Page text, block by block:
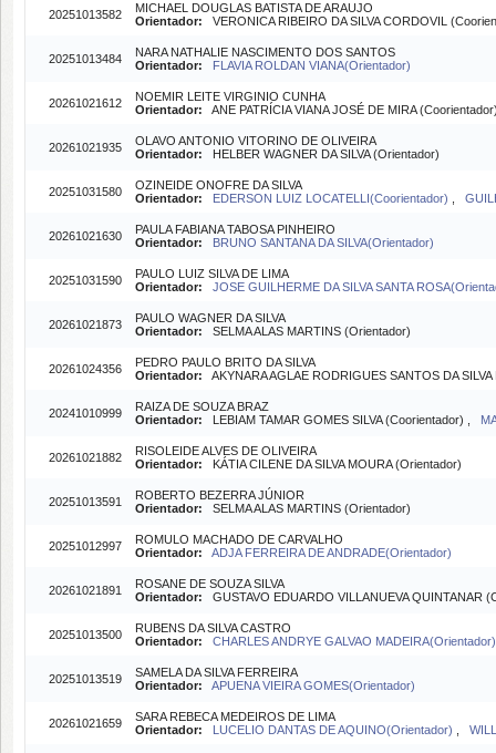
20251013582
MICHAEL DOUGLAS BATISTA DE ARAUJO
Orientador: VERONICA RIBEIRO DA SILVA CORDOVIL
20251013484
NARA NATHALIE NASCIMENTO DOS SANTOS
Orientador:
FLAVIA ROLDAN VIANA(Orientador)
20261021612
NOEMIR LEITE VIRGINIO CUNHA
Orientador: ANE PATRÍCIA VIANA JOSÉ DE MIRA
20261021935
OLAVO ANTONIO VITORINO DE OLIVEIRA
Orientador: HELBER WAGNER DA SILVA (Orientador)
20251031580
OZINEIDE ONOFRE DA SILVA
Orientador:
EDERSON LUIZ LOCATELLI(Coorientador)
20261021630
PAULA FABIANA TABOSA PINHEIRO
Orientador:
BRUNO SANTANA DA SILVA(Orientador)
20251031590
PAULO LUIZ SILVA DE LIMA
Orientador:
JOSE GUILHERME DA SILVA SANTA
20261021873
PAULO WAGNER DA SILVA
Orientador: SELMA ALAS MARTINS (Orientador)
20261024356
PEDRO PAULO BRITO DA SILVA
Orientador: AKYNARA AGLAE RODRIGUES SANTOS DA
20241010999
RAIZA DE SOUZA BRAZ
Orientador: LEBIAM TAMAR GOMES SILVA (Coorientador) ,
20261021882
RISOLEIDE ALVES DE OLIVEIRA
Orientador: KÁTIA CILENE DA SILVA MOURA (Orientador)
20251013591
ROBERTO BEZERRA JÚNIOR
Orientador: SELMA ALAS MARTINS (Orientador)
20251012997
ROMULO MACHADO DE CARVALHO
Orientador:
ADJA FERREIRA DE ANDRADE(Orientador)
20261021891
ROSANE DE SOUZA SILVA
Orientador: GUSTAVO EDUARDO VILLANUEVA QUINTANAR
20251013500
RUBENS DA SILVA CASTRO
Orientador:
CHARLES ANDRYE GALVAO MADEIRA(Orientador)
20251013519
SAMELA DA SILVA FERREIRA
Orientador:
APUENA VIEIRA GOMES(Orientador)
20261021659
SARA REBECA MEDEIROS DE LIMA
Orientador:
LUCELIO DANTAS DE AQUINO(Orientador)